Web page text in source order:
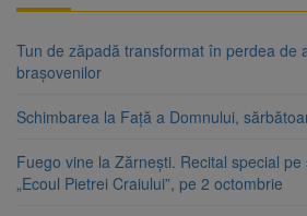
Tun de zăpadă transformat în perdea de
brașovenilor
Schimbarea la Față a Domnului,
Fuego vine la Zărnești. Recital special
„Ecoul Pietrei Craiului”, pe 2 octombrie